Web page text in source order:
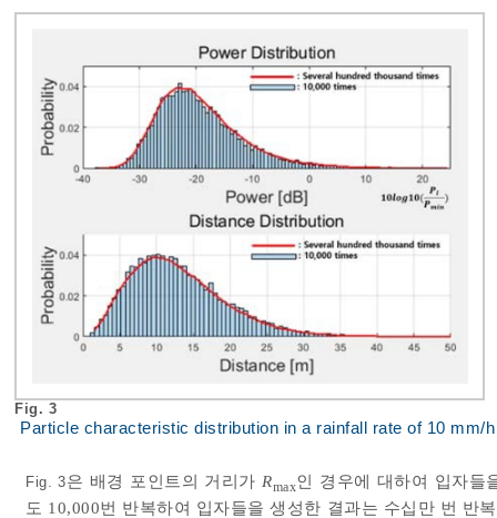
Fig. 3
Particle characteristic distribution in a rainfall rate of 10 mm/
Fig. 3은 배경 포인트의 거리가 Rmax인 경우에 대하여 입자들
도 10,000번 반복하여 입자들을 생성한 결과는 수십만 번 반